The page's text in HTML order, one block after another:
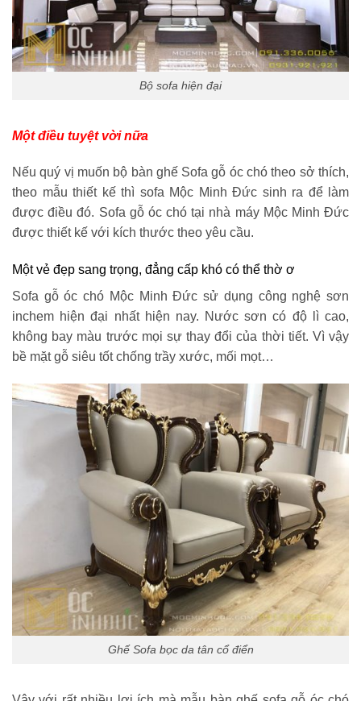
Bộ sofa hiện đại
Một điều tuyệt vời nữa
Nếu quý vị muốn bộ bàn ghế Sofa gỗ óc chó theo sở thích,
theo mẫu thiết kế thì sofa Mộc Minh Đức sinh ra để làm
được điều đó. Sofa gỗ óc chó tại nhà máy Mộc Minh Đức
được thiết kế với kích thước theo yêu cầu.
Một vẻ đẹp sang trọng, đẳng cấp khó có thể thờ ơ
Sofa gỗ óc chó Mộc Minh Đức sử dụng công nghệ sơn
inchem hiện đại nhất hiện nay. Nước sơn có độ lì cao,
không bay màu trước mọi sự thay đổi của thời tiết. Vì vậy
bề mặt gỗ siêu tốt chống trầy xước, mối mọt…
Ghế Sofa bọc da tân cổ điển